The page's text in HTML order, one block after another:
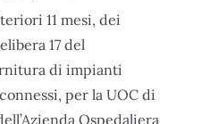
11 mesi, dei
17 del
di impianti
per la UOC di
Ospedaliera